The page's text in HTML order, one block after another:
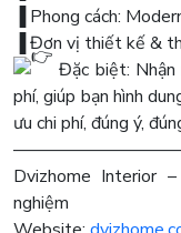
▐ Phong cách:
▐ Đơn vị thiết kế &
Đặc biệt:
phí, giúp bạn hình
ưu chi phí, đúng ý,
Dvizhome Interior
nghiệm